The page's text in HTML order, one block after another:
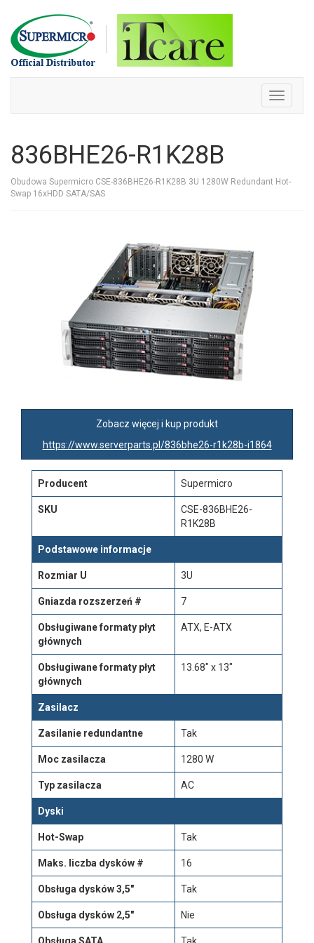
Skip
to
content
Toggle
836BHE26-R1K28B
Obudowa Supermicro CSE-836BHE26-R1K28B 3U 1280W Redundant Hot-
Swap 16xHDD SATA/SAS
Zobacz więcej i kup produkt
https://www.serverparts.pl/836bhe26-r1k28b-i1864
Producent Supermicro
SKU
CSE-836BHE26-
R1K28B
Podstawowe informacje
Rozmiar U 3U
Gniazda rozszerzeń # 7
Obsługiwane formaty płyt
głównych
ATX, E-ATX
Obsługiwane formaty płyt
głównych
13.68" x 13"
Zasilacz
Zasilanie redundantne Tak
Moc zasilacza 1280 W
Typ zasilacza AC
Dyski
Hot-Swap Tak
Maks. liczba dysków # 16
Obsługa dysków 3,5" Tak
Obsługa dysków 2,5" Nie